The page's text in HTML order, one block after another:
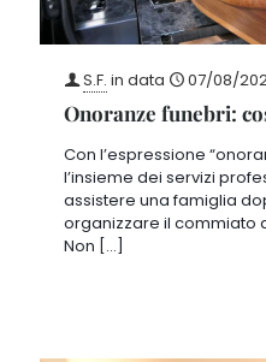
S.F. in data 07/08/
Onoranze funebri:
Con l’espressione
l’insieme dei servizi
assistere una famiglia
organizzare il commiato
Non […]